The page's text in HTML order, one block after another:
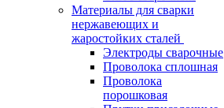
Материалы для сварки
нержавеющих и
жаростойких сталей
Электроды сварочные
Проволока сплошная
Проволока
порошковая